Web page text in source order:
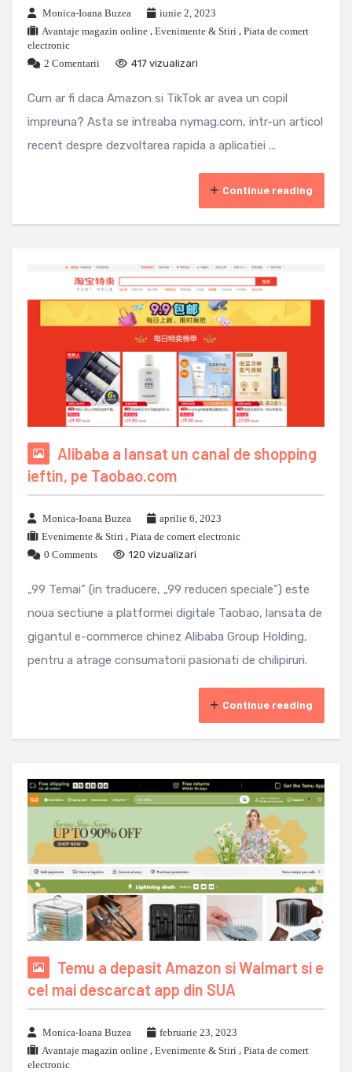
Monica-Ioana Buzea
iunie 2, 2023
Avantaje magazin online , Evenimente & Stiri , Piata de comert
electronic
2 Comentarii
417 vizualizari
Cum ar fi daca Amazon si TikTok ar avea un copil
impreuna? Asta se intreaba nymag.com, intr-un articol
recent despre dezvoltarea rapida a aplicatiei ...
Continue reading
Alibaba a lansat un canal de shopping
ieftin, pe Taobao.com
Monica-Ioana Buzea
aprilie 6, 2023
Evenimente & Stiri , Piata de comert electronic
0 Comments
120 vizualizari
„99 Temai” (in traducere, „99 reduceri speciale”) este
noua sectiune a platformei digitale Taobao, lansata de
gigantul e-commerce chinez Alibaba Group Holding,
pentru a atrage consumatorii pasionati de chilipiruri.
Continue reading
Temu a depasit Amazon si Walmart si e
cel mai descarcat app din SUA
Monica-Ioana Buzea
februarie 23, 2023
Avantaje magazin online , Evenimente & Stiri , Piata de comert
electronic